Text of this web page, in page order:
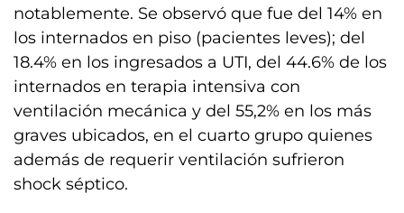
notablemente. Se observó que fue del 14% en
los internados en piso (pacientes leves); del
18.4% en los ingresados a UTI, del 44.6% de los
internados en terapia intensiva con
ventilación mecánica y del 55,2% en los más
graves ubicados, en el cuarto grupo quienes
además de requerir ventilación sufrieron
shock séptico.